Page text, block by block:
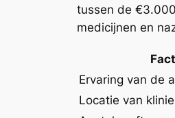
tussen de
medicijnen en
Ervaring van de
Locatie van